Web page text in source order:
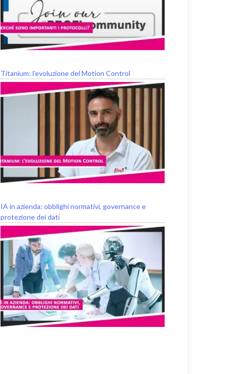
Titanium: l’evoluzione del Motion Control
IA in azienda: obblighi normativi, governance e
protezione dei dati